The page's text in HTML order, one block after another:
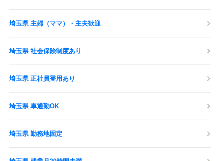
埼玉県 主婦（ママ）・主夫歓迎
埼玉県 社会保険制度あり
埼玉県 正社員登用あり
埼玉県 車通勤OK
埼玉県 勤務地固定